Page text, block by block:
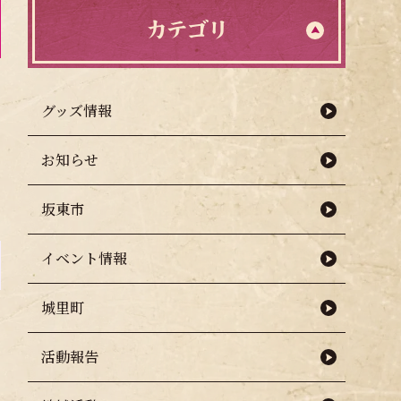
カテゴリ
グッズ情報
お知らせ
坂東市
イベント情報
城里町
活動報告